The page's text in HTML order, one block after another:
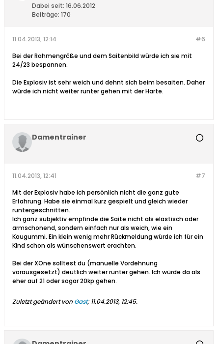
Dabei seit: 16.06.2012
Beiträge: 170
#6
11.04.2013, 12:14
Bei der Rahmengröße und dem Saitenbild würde ich sie mit
24/23 bespannen.
Die Explosiv ist sehr weich und dehnt sich beim besaiten. Daher
würde ich nicht weiter runter gehen mit der Härte.
Damentrainer
#7
11.04.2013, 12:41
Mit der Explosiv habe ich persönlich nicht die ganz gute
Erfahrung. Habe sie einmal kurz gespielt und gleich wieder
runtergeschnitten.
Ich ganz subjektiv empfinde die Saite nicht als elastisch oder
armschonend, sondern einfach nur als weich, wie ein
Kaugummi. Ein klein wenig mehr Rückmeldung würde ich für ein
Kind schon als wünschenswert erachten.
Bei der XOne solltest du (manuelle Vordehnung
vorausgesetzt) deutlich weiter runter gehen. Ich würde da als
eher auf 21 oder sogar 20kp gehen.
Zuletzt geändert von Gast; 11.04.2013, 12:45.